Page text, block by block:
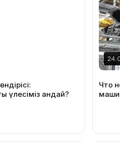
үлесіміз қандай?
Что